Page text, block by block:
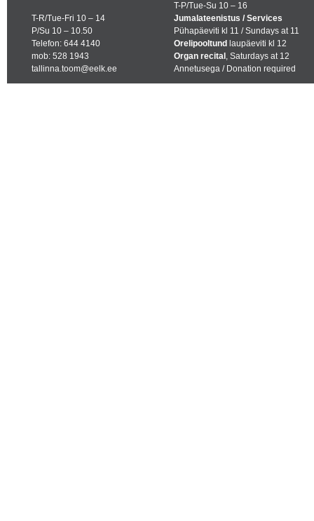
T-R/Tue-Fri 10 – 14
P/Su 10 – 10.50
Telefon: 644 4140
mob: 528 1943
tallinna.toom@eelk.ee
T-P/Tue-Su 10 – 16
Jumalateenistus / Services
Pühapäeviti kl 11 / Sundays at 11
Orelipooltund laupäeviti kl 12
Organ recital , Saturdays at 12
Annetusega / Donation required